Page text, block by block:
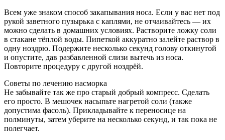
Всем уже знаком способ закапывания носа. Если у вас нет под
рукой заветного пузырька с каплями, не отчаивайтесь — их
можно сделать в домашних условиях. Растворите ложку соли
в стакане тёплой воды. Пипеткой аккуратно залейте раствор в
одну ноздрю. Подержите несколько секунд голову откинутой
и опустите, дав разбавленной слизи вытечь из носа.
Повторите процедуру с другой ноздрёй.
Советы по лечению насморка
Не забывайте так же про старый добрый компресс. Сделать
его просто. В мешочек насыпьте нагретой соли (также
допустима фасоль). Прикладывайте к переносице на
полминуты, затем уберите на несколько секунд, и так пока не
полегчает.